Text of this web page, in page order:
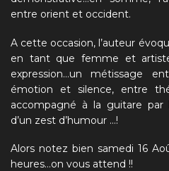
entre orient et occident.
A cette occasion, l’auteur
en tant que femme et
expression…un métissage
émotion et silence, entre
accompagné à la guitare par
d’un zest d’humour …!
Alors notez bien samedi 16
heures…on vous attend !!